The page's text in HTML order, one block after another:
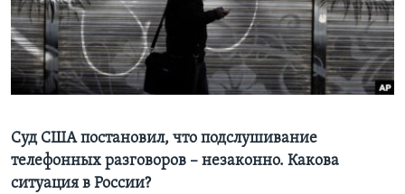
Learning English
СОЦИАЛЬНЫЕ СЕТИ
Языки
Суд США постановил, что подслушивание
телефонных разговоров – незаконно. Какова
ситуация в России?